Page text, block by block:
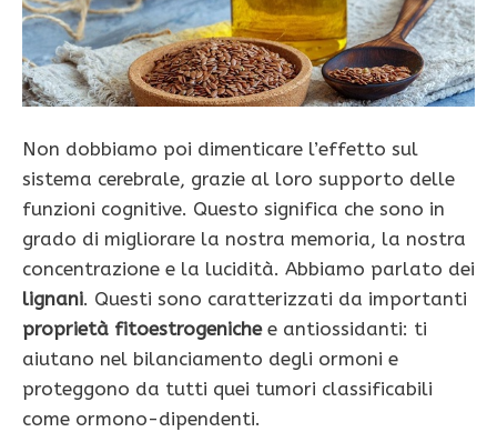
Non dobbiamo poi dimenticare l’effetto sul
sistema cerebrale, grazie al loro supporto delle
funzioni cognitive. Questo significa che sono in
grado di migliorare la nostra memoria, la nostra
concentrazione e la lucidità. Abbiamo parlato dei
lignani. Questi sono caratterizzati da importanti
proprietà fitoestrogenichee antiossidanti: ti
aiutano nel bilanciamento degli ormoni e
proteggono da tutti quei tumori classificabili
come ormono-dipendenti.